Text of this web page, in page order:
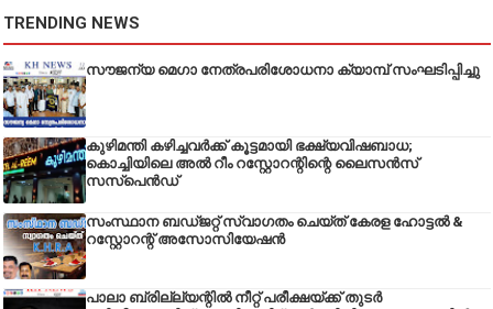
TRENDING NEWS
സൗജന്യ മെഗാ നേത്രപരിശോധനാ ക്യാമ്പ് സംഘടിപ്പിച്ചു
കുഴിമന്തി കഴിച്ചവർക്ക് കൂട്ടമായി ഭക്ഷ്യവിഷബാധ;
കൊച്ചിയിലെ അൽ റീം റസ്റ്റോറന്റിന്റെ ലൈസൻസ്
സസ്പെൻഡ്
സംസ്ഥാന ബഡ്‌ജറ്റ് സ്വാഗതം ചെയ്ത് കേരള ഹോട്ടൽ &
റസ്റ്റോറന്റ് അസോസിയേഷൻ
പാലാ ബ്രില്ല്യന്റിൽ നീറ്റ് പരീക്ഷയ്ക്ക് തുടർ